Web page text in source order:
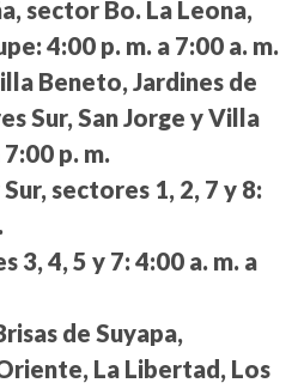
sector Bo. La Leona,
4:00 p. m. a 7:00 a. m.
Beneto, Jardines de
Sur, San Jorge y Villa
p. m.
sectores 1, 2, 7 y 8:
3, 4, 5 y 7: 4:00 a. m. a
de Suyapa,
La Libertad, Los